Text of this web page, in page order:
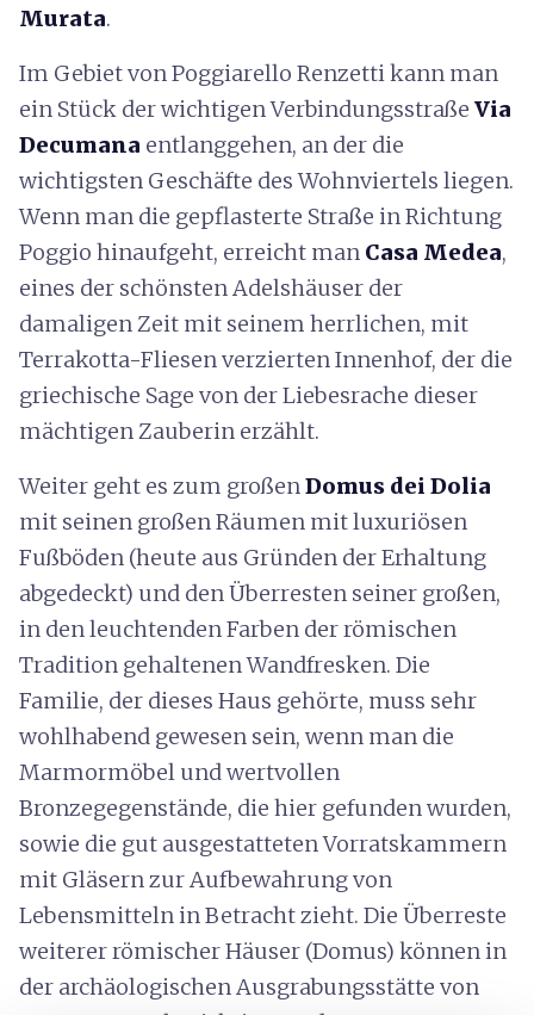
Murata.
Im Gebiet von Poggiarello Renzetti kann man
ein Stück der wichtigen Verbindungsstraße Via
Decumana entlanggehen, an der die
wichtigsten Geschäfte des Wohnviertels liegen.
Wenn man die gepflasterte Straße in Richtung
Poggio hinaufgeht, erreicht man Casa Medea,
eines der schönsten Adelshäuser der
damaligen Zeit mit seinem herrlichen, mit
Terrakotta-Fliesen verzierten Innenhof, der die
griechische Sage von der Liebesrache dieser
mächtigen Zauberin erzählt.
Weiter geht es zum großenDomus dei Dolia
mit seinen großen Räumen mit luxuriösen
Fußböden (heute aus Gründen der Erhaltung
abgedeckt) und den Überresten seiner großen,
in den leuchtenden Farben der römischen
Tradition gehaltenen Wandfresken. Die
Familie, der dieses Haus gehörte, muss sehr
wohlhabend gewesen sein, wenn man die
Marmormöbel und wertvollen
Bronzegegenstände, die hier gefunden wurden,
sowie die gut ausgestatteten Vorratskammern
mit Gläsern zur Aufbewahrung von
Lebensmitteln in Betracht zieht. Die Überreste
weiterer römischer Häuser (Domus) können in
der archäologischen Ausgrabungsstätte von